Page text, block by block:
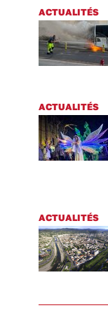
ACTUALITÉS
ACTUALITÉS
ACTUALITÉS